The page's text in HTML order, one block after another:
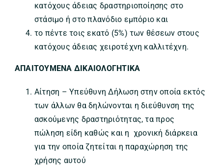
κατόχους άδειας δραστηριοποίησης στο
στάσιμο ή στο πλανόδιο εμπόριο και
το πέντε τοις εκατό (5%) των θέσεων στους
κατόχους άδειας χειροτέχνη καλλιτέχνη.
ΑΠΑΙΤΟΥΜΕΝΑ ΔΙΚΑΙΟΛΟΓΗΤΙΚΑ
Αίτηση – Υπεύθυνη Δήλωση στην οποία εκτός
των άλλων θα δηλώνονται η διεύθυνση της
ασκούμενης δραστηριότητας, τα προς
πώληση είδη καθώς και η χρονική διάρκεια
για την οποία ζητείται η παραχώρηση της
χρήσης αυτού